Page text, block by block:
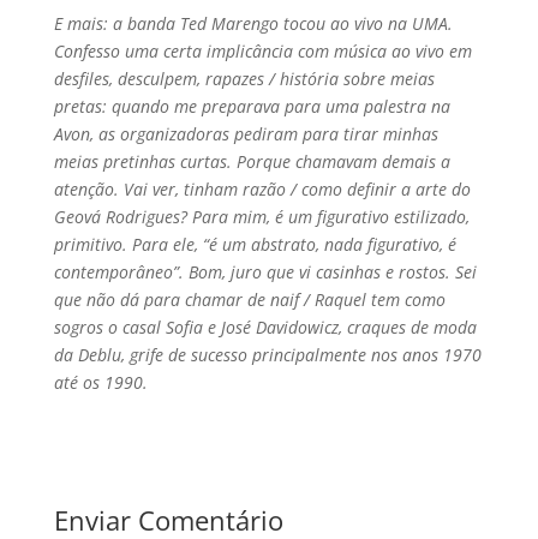
E mais: a banda Ted Marengo tocou ao vivo na UMA.
Confesso uma certa implicância com música ao vivo em
desfiles, desculpem, rapazes / história sobre meias
pretas: quando me preparava para uma palestra na
Avon, as organizadoras pediram para tirar minhas
meias pretinhas curtas. Porque chamavam demais a
atenção. Vai ver, tinham razão / como definir a arte do
Geová Rodrigues? Para mim, é um figurativo estilizado,
primitivo. Para ele, “é um abstrato, nada figurativo, é
contemporâneo”. Bom, juro que vi casinhas e rostos. Sei
que não dá para chamar de naif / Raquel tem como
sogros o casal Sofia e José Davidowicz, craques de moda
da Deblu, grife de sucesso principalmente nos anos 1970
até os 1990.
Enviar Comentário